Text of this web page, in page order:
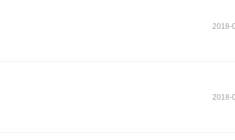
2018-
2018-